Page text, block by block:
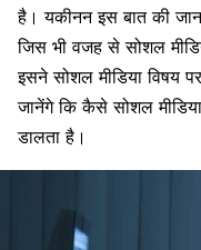
है। यकीनन इस बात की
जिस भी वजह से सोशल
इसने सोशल मीडिया विषय
जानेंगे कि कैसे सोशल
डालता है।